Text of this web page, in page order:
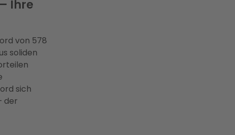
Ihre
von 578
soliden
sich
der